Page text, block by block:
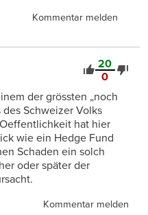
Kommentar melden
20
0
der grössten „noch
Schweizer Volks
hat hier
wie ein Hedge Fund
Schaden ein solch
oder später der
Kommentar melden